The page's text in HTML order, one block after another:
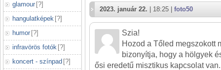
glamour [?]
hangulatképek [?]
humor [?]
infravörös fotók [?]
koncert - színpad [?]
2023. január 22. | 18:25 | foto50
Szia!
Hozod a Tőled megszokott
bizonyítja, hogy a hölgyek
ősi eredetű misztikus kapcsolat van.